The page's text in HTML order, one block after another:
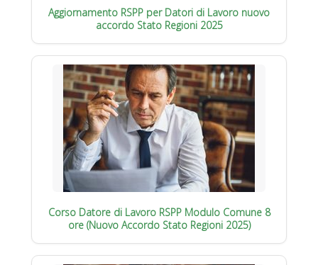
Aggiornamento RSPP per Datori di Lavoro nuovo
accordo Stato Regioni 2025
Corso Datore di Lavoro RSPP Modulo Comune 8
ore (Nuovo Accordo Stato Regioni 2025)